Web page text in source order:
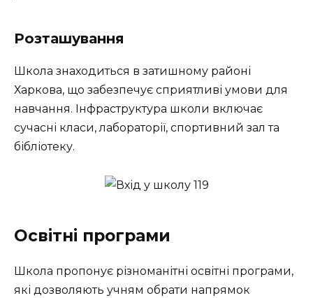
Розташування
Школа знаходиться в затишному районі
Харкова, що забезпечує сприятливі умови для
навчання. Інфраструктура школи включає
сучасні класи, лабораторії, спортивний зал та
бібліотеку.
Освітні програми
Школа пропонує різноманітні освітні програми,
які дозволяють учням обрати напрямок